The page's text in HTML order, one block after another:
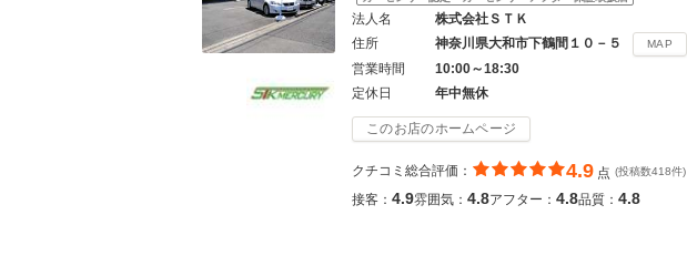
法人名
株式会社ＳＴＫ
住所
神奈川県大和市下鶴間１０－５ MAP
営業時間
10:00～18:30
定休日
年中無休
このお店のホームページ
クチコミ総合評価： 4.9 点 (投稿数418件)
接客： 4.9雰囲気： 4.8アフター： 4.8品質： 4.8